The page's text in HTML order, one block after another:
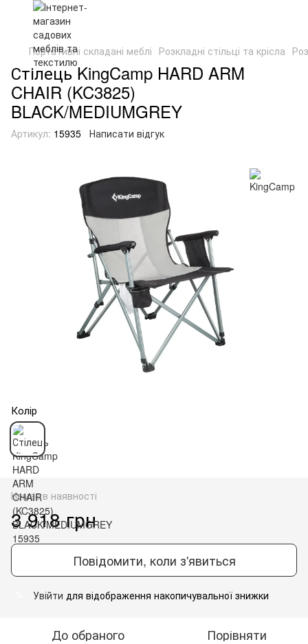
Портативні складані меблі Розкладні стільці та крісла
Стілець KingCamp HARD ARM
CHAIR (KC3825)
BLACK/MEDIUMGREY
Артикул: 15935 Написати відгук
Колір
Немає в наявності
3 918 грн
Повідомити, коли з'явиться
Увійти для відображення накопичувальної знижки
До обраного Порівняти